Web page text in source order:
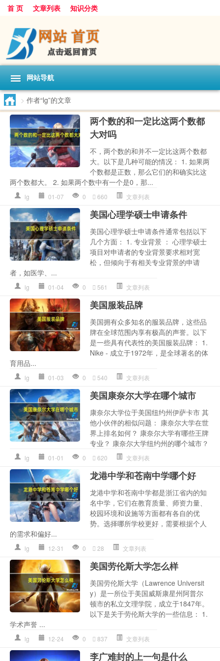
首 页 文章列表 知识分类
网站导航
> 作者“lg”的文章
两个数的和一定比这两个数都
大对吗
不，两个数的和并不一定比这两个数都
大。以下是几种可能的情况： 1. 如果两
个数都是正数，那么它们的和确实比这
两个数都大。 2. 如果两个数中有一个是0，那...
lg 01-07 0 660 文章列表
美国心理学硕士申请条件
美国心理学硕士申请条件通常包括以下
几个方面： 1. 专业背景 ： 心理学硕士
项目对申请者的专业背景要求相对宽
松，但倾向于有相关专业背景的申请
者，如医学、...
lg 01-04 0 561 文章列表
美国服装品牌
美国拥有众多知名的服装品牌，这些品
牌在全球范围内享有极高的声誉。以下
是一些具有代表性的美国服装品牌： 1.
Nike - 成立于1972年，是全球著名的体
育用品...
lg 01-03 0 540 文章列表
美国康奈尔大学在哪个城市
康奈尔大学位于美国纽约州伊萨卡市 其
他小伙伴的相似问题： 康奈尔大学在世
界上排名如何？ 康奈尔大学有哪些王牌
专业？ 康奈尔大学纽约州的哪个城市？
lg 01-01 0 620 文章列表
龙港中学和苍南中学哪个好
龙港中学和苍南中学都是浙江省内的知
名中学，它们在教育质量、师资力量、
校园环境和设施等方面都有各自的优
势。选择哪所学校更好，需要根据个人
的需求和偏好...
lg 12-31 0 28 文章列表
美国劳伦斯大学怎么样
美国劳伦斯大学（Lawrence Universit
y）是一所位于美国威斯康星州阿普尔
顿市的私立文理学院，成立于1847年。
以下是关于劳伦斯大学的一些信息： 1.
学术声誉 ...
lg 12-24 0 837 文章列表
李广难封的上一句是什么